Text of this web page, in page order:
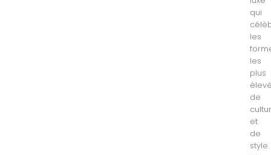
qui
les
les
plus
de
et
de
style.